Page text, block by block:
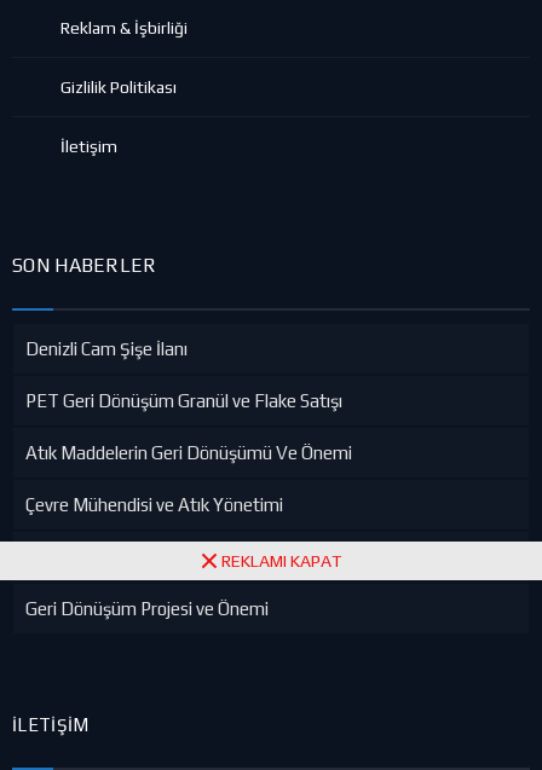
Reklam & İşbirliği
Gizlilik Politikası
İletişim
SON HABERLER
Denizli Cam Şişe İlanı
PET Geri Dönüşüm Granül ve Flake Satışı
Atık Maddelerin Geri Dönüşümü Ve Önemi
Çevre Mühendisi ve Atık Yönetimi
Çevre Mühendisliğinin Ülkeye Katkıları
Geri Dönüşüm Projesi ve Önemi
İLETIŞIM
REKLAMI KAPAT